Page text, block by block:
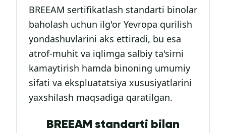
BREEAM sertifikatlash standarti binolar
baholash uchun ilg'or Yevropa qurilish
yondashuvlarini aks ettiradi, bu esa
atrof-muhit va iqlimga salbiy ta'sirni
kamaytirish hamda binoning umumiy
sifati va ekspluatatsiya xususiyatlarini
yaxshilash maqsadiga qaratilgan.
BREEAM standarti bilan